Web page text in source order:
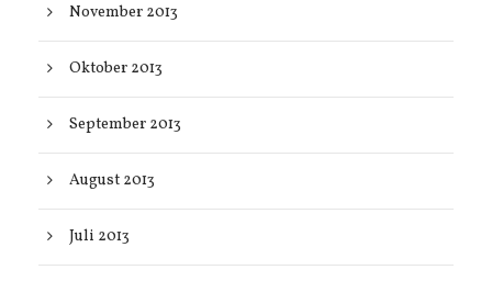
November 2013
Oktober 2013
September 2013
August 2013
Juli 2013